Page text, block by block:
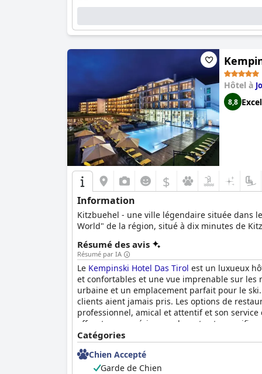
Hôtel à
8,8
$
Information
Kitzbuehel - une ville légendaire située dans
World" de la région, situé à dix minutes de
Résumé des avis
Résumé par IA
Le Kempinski Hotel Das Tirol est un luxueux
et confortables et une vue imprenable sur
urbaine et un emplacement parfait pour le
clients aient jamais pris. Les options de
professionnel, amical et attentif et son
offrent une expérience relaxante et
charge grâce aux suites familiales spacieuses
propose des équipements et des services
mémorable et confortable dans les Alpes
Catégories
Chien Accepté
Garde de Chien